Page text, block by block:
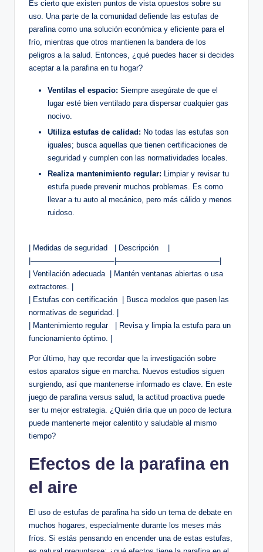
Es cierto‌ que existen puntos de vista opuestos sobre su
uso. Una parte de la‍ comunidad ⁤defiende las estufas ​de
parafina como una solución económica y eficiente para el
frío, ‌mientras que‌ otros mantienen la bandera de los‍
peligros⁤ a la salud. Entonces,‌ ¿qué puedes‌ hacer si​ decides
aceptar ⁢a ⁣la‍ parafina en tu hogar?
Ventilas el espacio: Siempre asegúrate de que el
lugar ⁣esté bien ‍ventilado para dispersar ⁣cualquier gas
nocivo.
Utiliza​ estufas de ⁢calidad: No todas las estufas son
iguales; busca aquellas que⁣ tienen certificaciones de
seguridad y cumplen con las​ normatividades locales.
Realiza mantenimiento regular: Limpiar⁢ y revisar tu
estufa puede prevenir muchos problemas. Es como
llevar a tu auto al mecánico, pero más⁢ cálido​ y menos
ruidoso.
| Medidas de seguridad ⁣ ‌ | Descripción⁣ ⁢ ⁢ ⁤ |
|———————————|—————————————–|
| Ventilación ⁢adecuada ⁣ | Mantén ‌ventanas abiertas o usa
extractores. |
| Estufas con certificación ‍ | Busca modelos que pasen las
normativas de seguridad. |
| Mantenimiento regular ​ ‌‌ | Revisa y limpia la estufa para ‍un
funcionamiento óptimo. |
Por último, hay que⁤ recordar que la investigación sobre
estos aparatos sigue en marcha.​ Nuevos estudios siguen
surgiendo, así que mantenerse ‍informado⁤ es clave. En ⁤este
juego‍ de parafina versus salud,‍ la actitud proactiva puede
ser tu‍ mejor estrategia. ¿Quién‌ diría que un poco de lectura
puede mantenerte mejor calentito y⁣ saludable al mismo
tiempo?
Efectos de la parafina en
⁢el ⁣aire
El uso de estufas de parafina ha sido un tema de debate en⁤
muchos‌ hogares, ‌especialmente durante los meses más
fríos. ‌Si ⁣estás pensando en encender una de⁢ estas estufas,